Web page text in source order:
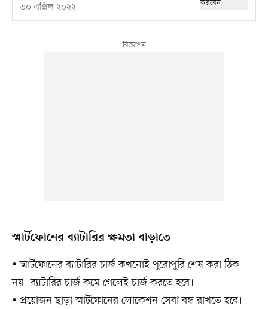
৩০ এপ্রিল ২০২২
স্মার্টফোনের ব্যাটারির ক্ষমতা বাড়াতে
• স্মার্টফোনের ব্যাটারির চার্জ কখনোই পুরোপুরি শেষ করা ঠিক
নয়। ব্যাটারির চার্জ কমে গেলেই চার্জ করতে হবে।
• প্রয়োজন ছাড়া স্মার্টফোনের লোকেশন সেবা বন্ধ রাখতে হবে।